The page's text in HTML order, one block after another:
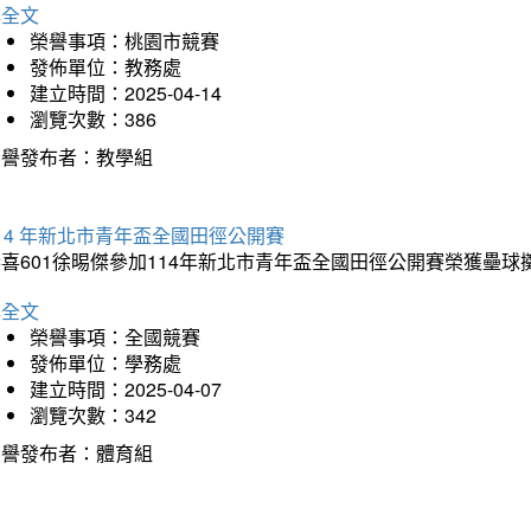
文
榮譽事項：桃園市競賽
發佈單位：教務處
建立時間：2025-04-14
瀏覽次數：386
發布者：教學組
年新北市青年盃全國田徑公開賽
601徐晹傑參加114年新北市青年盃全國田徑公開賽榮獲壘
文
榮譽事項：全國競賽
發佈單位：學務處
建立時間：2025-04-07
瀏覽次數：342
發布者：體育組